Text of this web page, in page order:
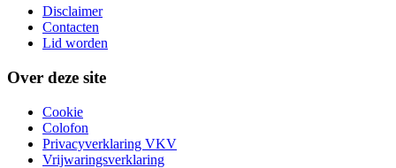
Disclaimer
Contacten
Lid worden
Over deze site
Cookie
Colofon
Privacyverklaring VKV
Vrijwaringsverklaring